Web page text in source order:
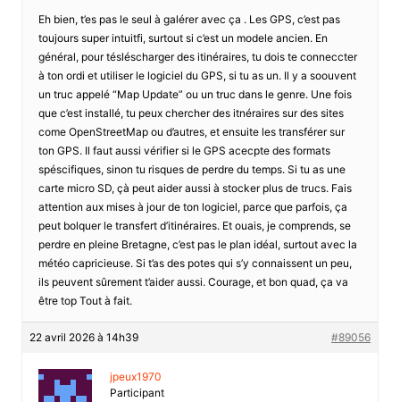
Eh bien, t’es pas le seul à galérer avec ça . Les GPS, c’est pas
toujours super intuitfi, surtout si c’est un modele ancien. En
général, pour tésléscharger des itinéraires, tu dois te conneccter
à ton ordi et utiliser le logiciel du GPS, si tu as un. Il y a soouvent
un truc appelé “Map Update” ou un truc dans le genre. Une fois
que c’est installé, tu peux chercher des itnéraires sur des sites
come OpenStreetMap ou d’autres, et ensuite les transférer sur
ton GPS. Il faut aussi vérifier si le GPS acecpte des formats
spéscifiques, sinon tu risques de perdre du temps. Si tu as une
carte micro SD, çà peut aider aussi à stocker plus de trucs. Fais
attention aux mises à jour de ton logiciel, parce que parfois, ça
peut bolquer le transfert d’itinéraires. Et ouais, je comprends, se
perdre en pleine Bretagne, c’est pas le plan idéal, surtout avec la
météo capricieuse. Si t’as des potes qui s’y connaissent un peu,
ils peuvent sûrement t’aider aussi. Courage, et bon quad, ça va
être top Tout à fait.
22 avril 2026 à 14h39 #89056
jpeux1970
Participant